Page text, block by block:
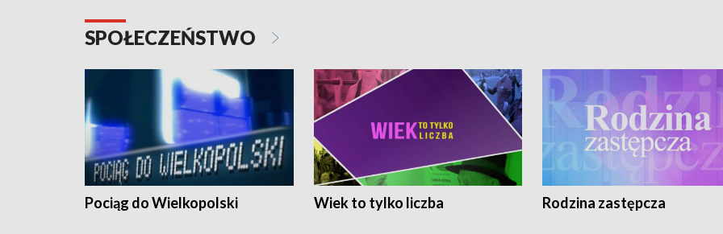
SPOŁECZEŃSTWO
Pociąg do Wielkopolski Wiek to tylko liczba Rodzina zastępcza